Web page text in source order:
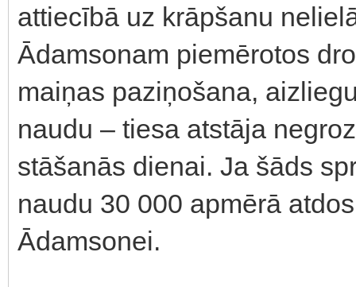
attiecībā uz krāpšanu
Ādamsonam piemērotos
maiņas paziņošana,
naudu – tiesa atstāja
stāšanās dienai. Ja šāds
naudu 30 000 apmērā
Ādamsonei.